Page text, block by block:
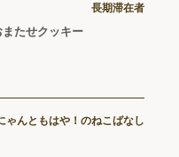
長期滞在者
たせクッキー
ゃんともはや！のねこばなし